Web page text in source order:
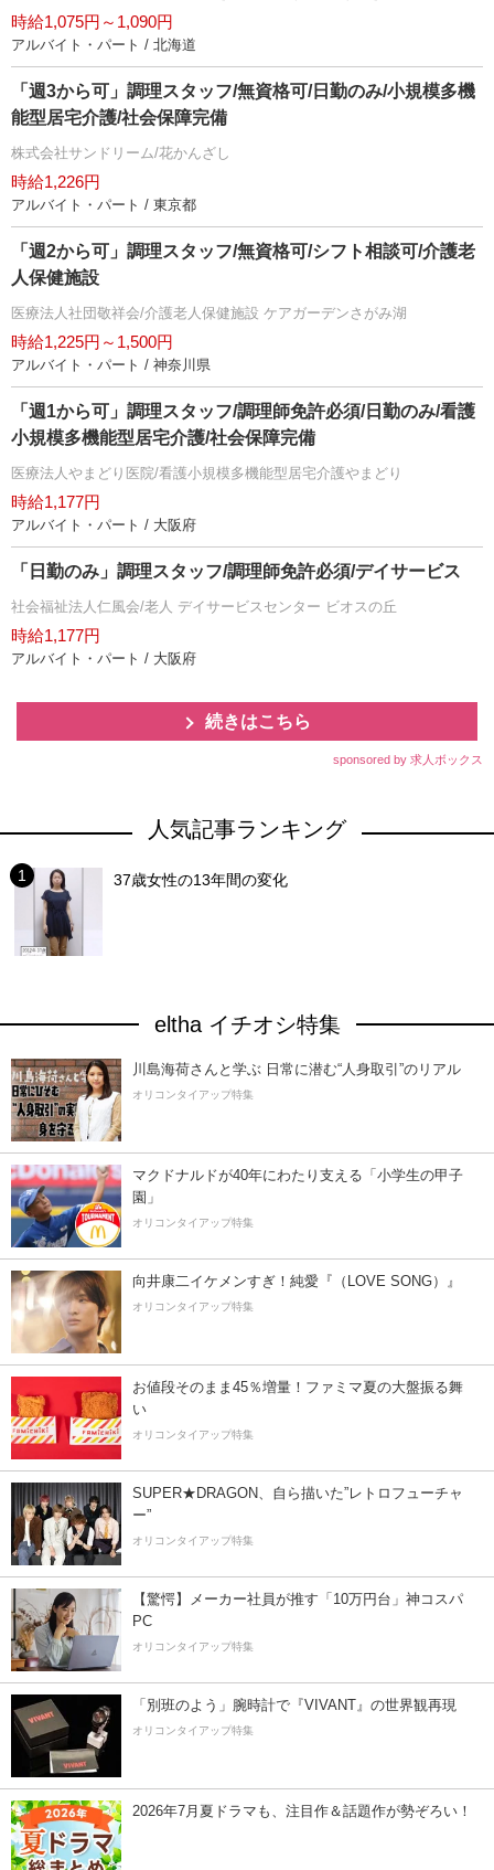
時給1,075円～1,090円
アルバイト・パート / 北海道
「週3から可」調理スタッフ/無資格可/日勤のみ/小規模多機
能型居宅介護/社会保障完備
株式会社サンドリーム/花かんざし
時給1,226円
アルバイト・パート / 東京都
「週2から可」調理スタッフ/無資格可/シフト相談可/介護老
人保健施設
医療法人社団敬祥会/介護老人保健施設 ケアガーデンさがみ湖
時給1,225円～1,500円
アルバイト・パート / 神奈川県
「週1から可」調理スタッフ/調理師免許必須/日勤のみ/看護
小規模多機能型居宅介護/社会保障完備
医療法人やまどり医院/看護小規模多機能型居宅介護やまどり
時給1,177円
アルバイト・パート / 大阪府
「日勤のみ」調理スタッフ/調理師免許必須/デイサービス
社会福祉法人仁風会/老人 デイサービスセンター ビオスの丘
時給1,177円
アルバイト・パート / 大阪府
続きはこちら
sponsored by 求人ボックス
人気記事ランキング
37歳女性の13年間の変化
eltha イチオシ特集
川島海荷さんと学ぶ 日常に潜む“人身取引”のリアル
オリコンタイアップ特集
マクドナルドが40年にわたり支える「小学生の甲子
園」
オリコンタイアップ特集
向井康二イケメンすぎ！純愛『（LOVE SONG）』
オリコンタイアップ特集
お値段そのまま45％増量！ファミマ夏の大盤振る舞
い
オリコンタイアップ特集
SUPER★DRAGON、自ら描いた”レトロフューチャ
ー”
オリコンタイアップ特集
【驚愕】メーカー社員が推す「10万円台」神コスパ
PC
オリコンタイアップ特集
「別班のよう」腕時計で『VIVANT』の世界観再現
オリコンタイアップ特集
2026年7月夏ドラマも、注目作＆話題作が勢ぞろい！